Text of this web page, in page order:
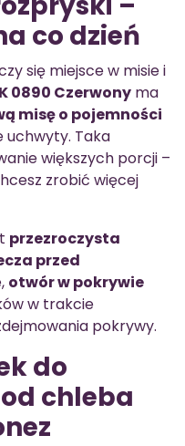
co dzień
się miejsce w misie i
0890 Czerwony ma
misę o pojemności
uchwyty. Taka
większych porcji –
zrobić więcej
przezroczysta
przed
otwór w pokrywie
w trakcie
pokrywy.
do
chleba